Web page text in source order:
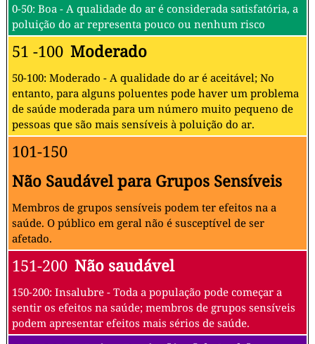
0-50: Boa - A qualidade do ar é considerada satisfatória, a
poluição do ar representa pouco ou nenhum risco
51 -100 Moderado
50-100: Moderado - A qualidade do ar é aceitável; No
entanto, para alguns poluentes pode haver um problema
de saúde moderada para um número muito pequeno de
pessoas que são mais sensíveis à poluição do ar.
101-150
Não Saudável para Grupos Sensíveis
Membros de grupos sensíveis podem ter efeitos na a
saúde. O público em geral não é susceptível de ser
afetado.
151-200 Não saudável
150-200: Insalubre - Toda a população pode começar a
sentir os efeitos na saúde; membros de grupos sensíveis
podem apresentar efeitos mais sérios de saúde.